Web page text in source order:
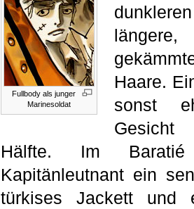
Fullbody als junger
Marinesoldat
Haare.
sonst
Hälfte. Im
Kapitänleutnant ein
türkises Jackett und